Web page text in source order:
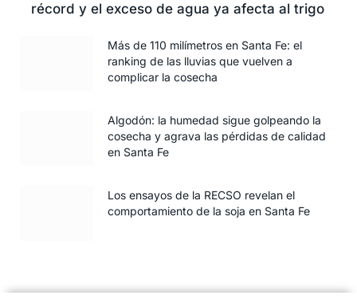
récord y el exceso de agua ya afecta al trigo
Más de 110 milímetros en Santa Fe: el
ranking de las lluvias que vuelven a
complicar la cosecha
Algodón: la humedad sigue golpeando la
cosecha y agrava las pérdidas de calidad
en Santa Fe
Los ensayos de la RECSO revelan el
comportamiento de la soja en Santa Fe